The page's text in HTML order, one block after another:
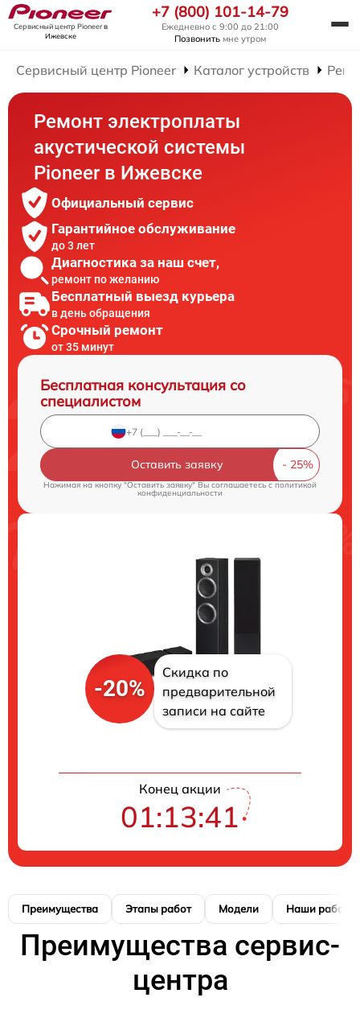
Сервисный центр Pioneerв
Ижевске
+7 (800) 101-14-79
Ежедневно с 9:00 до 21:00
Позвонить мне утром
Сервисный центр Pioneer Каталог устройств
Ремонт электроплаты
акустической системы
Pioneer в Ижевске
Официальный сервис
Гарантийное обслуживание
до 3 лет
Диагностика за наш счет,
ремонт по желанию
Бесплатный выезд курьера
в день обращения
Срочный ремонт
от 35 минут
Бесплатная консультация со
специалистом
Оставить заявку
Нажимая на кнопку "Оставить заявку" Вы соглашаетесь cполитикой
конфиденциальности
-20%
Скидка по
предварительной
записи на сайте
Конец акции
01:13:41
Преимущества Этапы работ Модели Наши работы
Преимущества сервис-
центра